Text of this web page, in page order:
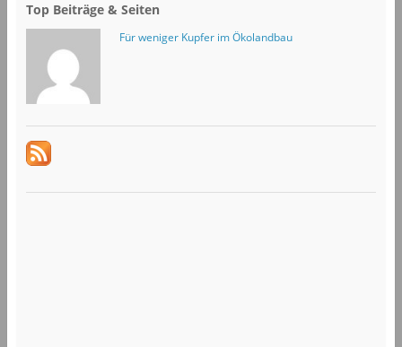
Top Beiträge & Seiten
Für weniger Kupfer im Ökolandbau